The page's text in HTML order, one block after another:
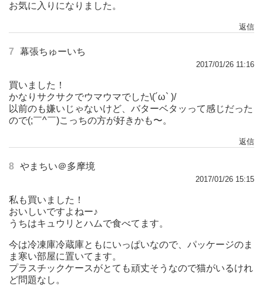
お気に入りになりました。
返信
7 幕張ちゅーいち
2017/01/26 11:16
買いました！
かなりサクサクでウマウマでした\(´ω` )/
以前のも嫌いじゃないけど、バターベタッって感じだった
ので(;￣^￣)こっちの方が好きかも〜。
返信
8 やまちい＠多摩境
2017/01/26 15:15
私も買いました！
おいしいですよねー♪
うちはキュウリとハムで食べてます。
今は冷凍庫冷蔵庫ともにいっぱいなので、パッケージのま
ま寒い部屋に置いてます。
プラスチックケースがとても頑丈そうなので猫がいるけれ
ど問題なし。